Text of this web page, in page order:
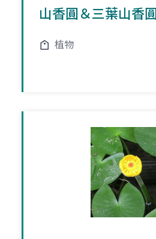
山香圓＆三葉山香圓
植物